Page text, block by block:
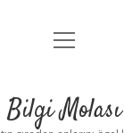
Anasayfa
Yasal Uyarı
menüyü
Bilgi Molası